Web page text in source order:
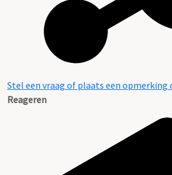
Stel een vraag of plaats een opmerking
Reageren